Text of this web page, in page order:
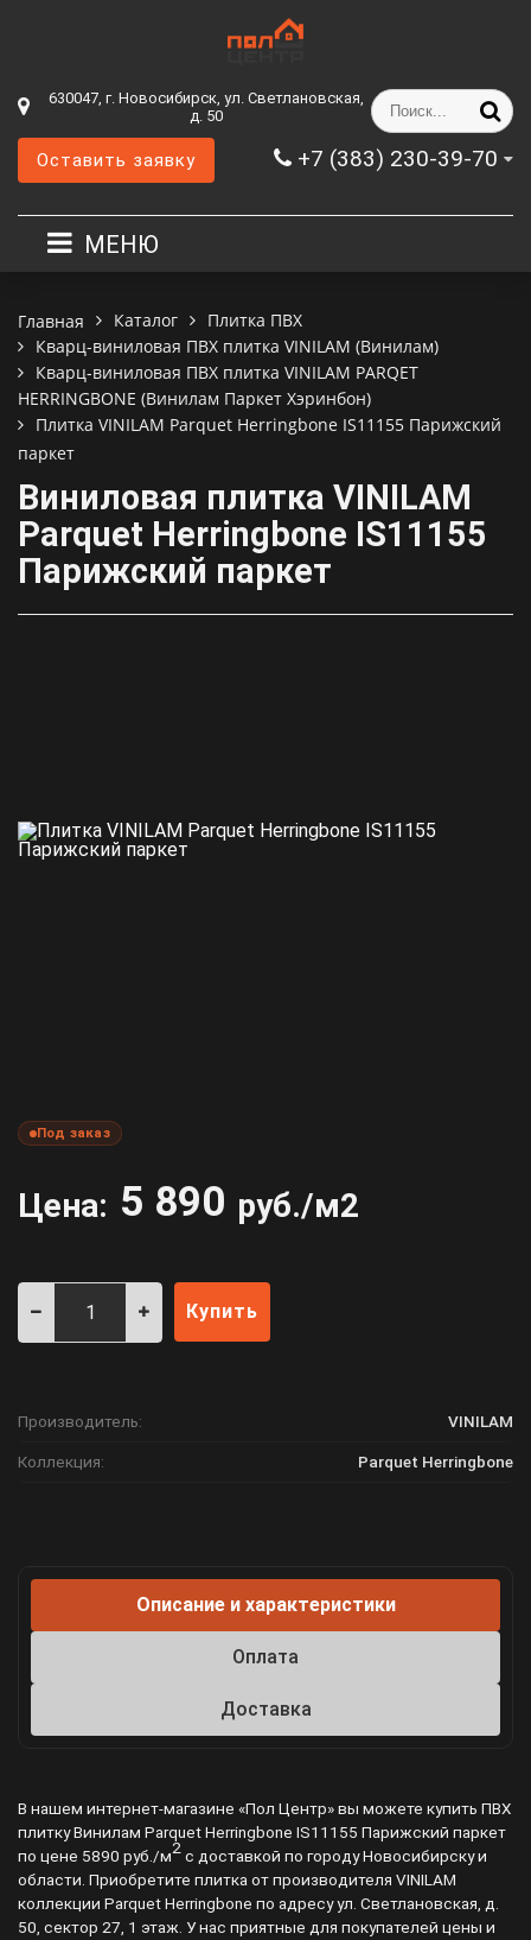
630047, г. Новосибирск, ул. Светлановская,
д. 50
+7 (383) 230-39-70
Оставить заявку
МЕНЮ
Главная Каталог
Плитка ПВХ
Кварц-виниловая ПВХ плитка VINILAM (Винилам)
Кварц-виниловая ПВХ плитка VINILAM PARQET
HERRINGBONE (Винилам Паркет Хэринбон)
Плитка VINILAM Parquet Herringbone IS11155 Парижский
паркет
Виниловая плитка VINILAM
Parquet Herringbone IS11155
Парижский паркет
Под заказ
Цена: 5 890 руб./м2
Купить
Производитель: VINILAM
Коллекция: Parquet Herringbone
Описание и характеристики
Оплата
Доставка
В нашем интернет-магазине «Пол Центр» вы можете купить ПВХ
плитку Винилам Parquet Herringbone IS11155 Парижский паркет
по цене 5890 руб./м2с доставкой по городу Новосибирску и
области. Приобретите плитка от производителя VINILAM
коллекции Parquet Herringbone по адресу ул. Светлановская, д.
50, сектор 27, 1 этаж. У нас приятные для покупателей цены и